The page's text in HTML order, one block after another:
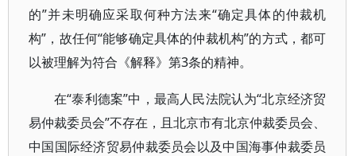
的”并未明确应采取何种方法来“确定具体的仲裁机
构”，故任何“能够确定具体的仲裁机构”的方式，都可
以被理解为符合《解释》第3条的精神。
在“泰利德案”中，最高人民法院认为“北京经济贸
易仲裁委员会”不存在，且北京市有北京仲裁委员会、
中国国际经济贸易仲裁委员会以及中国海事仲裁委员